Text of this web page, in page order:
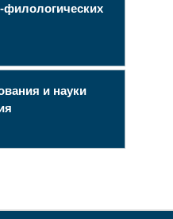
филологических
и науки